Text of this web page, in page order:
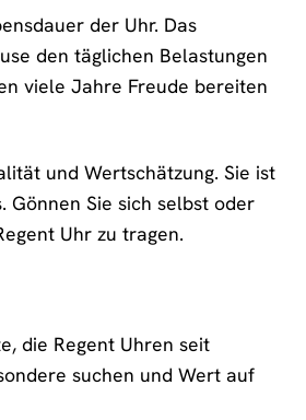
der Uhr. Das
den täglichen Belastungen
viele Jahre Freude bereiten
und Wertschätzung. Sie ist
Sie sich selbst oder
Uhr zu tragen.
die Regent Uhren seit
suchen und Wert auf